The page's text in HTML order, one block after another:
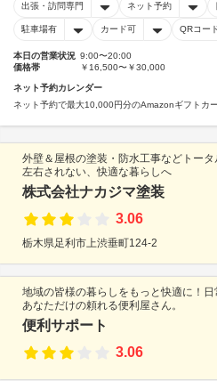
出張・訪問専門 ネット予約
駐車場有 カード可 QRコー
本日の営業状況 9:00〜20:00
価格帯
￥16,500〜￥30,000
ネット予約カレンダー
ネット予約で最大10,000円分のAmazonギフトカ
外壁＆屋根の塗装・防水工事などトー
左右されない、快適な暮らしへ
株式会社ナカジマ塗装
3.06
栃木県足利市上渋垂町124-2
地域の皆様の暮らしをもっと快適に！日
あなただけの頼れる便利屋さん。
便利サポート
3.06